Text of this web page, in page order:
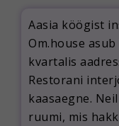
Aasia köögist
Om.house
kvartalis
Restorani
kaasaegne.
ruumi, mis